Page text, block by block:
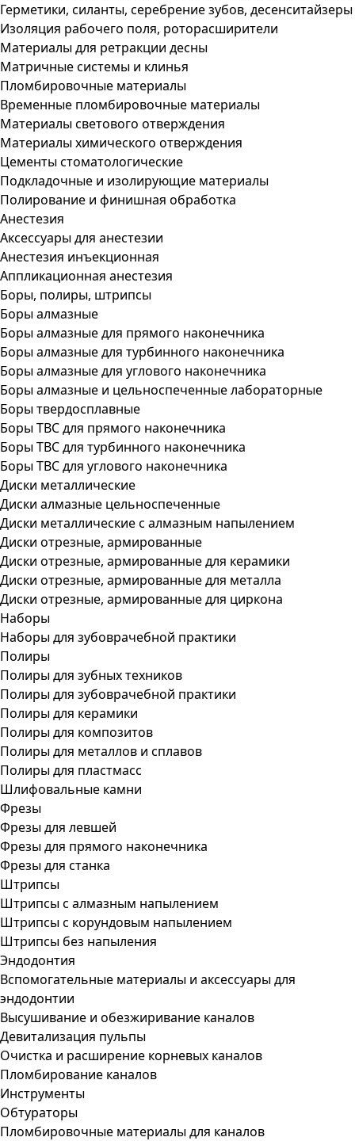
Герметики, силанты, серебрение зубов, десенситайзеры
Изоляция рабочего поля, роторасширители
Материалы для ретракции десны
Матричные системы и клинья
Пломбировочные материалы
Временные пломбировочные материалы
Материалы светового отверждения
Материалы химического отверждения
Цементы стоматологические
Подкладочные и изолирующие материалы
Полирование и финишная обработка
Анестезия
Аксессуары для анестезии
Анестезия инъекционная
Аппликационная анестезия
Боры, полиры, штрипсы
Боры алмазные
Боры алмазные для прямого наконечника
Боры алмазные для турбинного наконечника
Боры алмазные для углового наконечника
Боры алмазные и цельноспеченные лабораторные
Боры твердосплавные
Боры ТВС для прямого наконечника
Боры ТВС для турбинного наконечника
Боры ТВС для углового наконечника
Диски металлические
Диски алмазные цельноспеченные
Диски металлические с алмазным напылением
Диски отрезные, армированные
Диски отрезные, армированные для керамики
Диски отрезные, армированные для металла
Диски отрезные, армированные для циркона
Наборы
Наборы для зубоврачебной практики
Полиры
Полиры для зубных техников
Полиры для зубоврачебной практики
Полиры для керамики
Полиры для композитов
Полиры для металлов и сплавов
Полиры для пластмасс
Шлифовальные камни
Фрезы
Фрезы для левшей
Фрезы для прямого наконечника
Фрезы для станка
Штрипсы
Штрипсы c алмазным напылением
Штрипсы c корундовым напылением
Штрипсы без напыления
Эндодонтия
Вспомогательные материалы и аксессуары для
эндодонтии
Высушивание и обезжиривание каналов
Девитализация пульпы
Очистка и расширение корневых каналов
Пломбирование каналов
Инструменты
Обтураторы
Пломбировочные материалы для каналов